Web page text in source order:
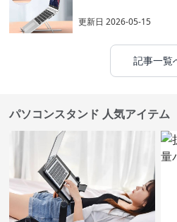
更新日2026-05-15
記事一覧
パソコンスタンド 人気アイテム